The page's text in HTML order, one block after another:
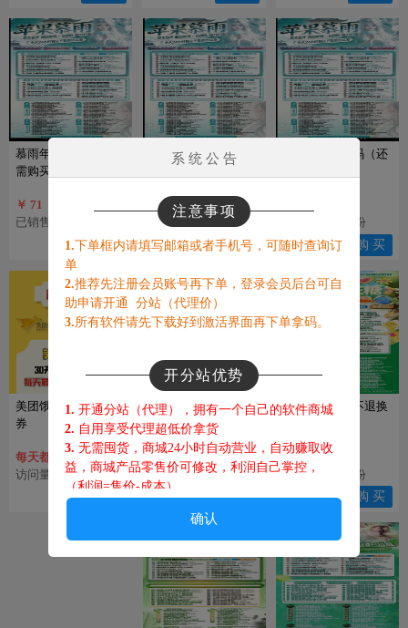
慕雨年卡激活码（还
需购买兑换码）
￥ 71
已销售：9149份
购 买
慕雨兑换码-不退不换
￥ 18
已销售：4973份
购 买
慕雨季卡激活码（还
已销售：4251份
购 买
美团饿了么外卖优惠
券
每天都能免费领
访问量：103394人
查 看
苹果阿修罗-（老用户
到期续费请看）
访问量：13940人
查 看
棉花糖活动码不退换
￥ 23.5
已销售：3627份
购 买
系 统 公 告
注意事项
1.下单框内请填写邮箱或者手机号，可随时查询订
单
2.推荐先注册会员账号再下单，登录会员后台可自
助申请开通 分站（代理价）
3.所有软件请先下载好到激活界面再下单拿码。
开分站优势
1. 开通分站（代理），拥有一个自己的软件商城
2. 自用享受代理超低价拿货
3. 无需囤货，商城24小时自动营业，自动赚取收
益，商城产品零售价可修改，利润自己掌控，
（利润=售价-成本 ）
4.
客户在你商城开通分站代理 提成也属于你，躺
赚！
你的代理每出一单你都有佣金，躺赚！
售后须知
确认